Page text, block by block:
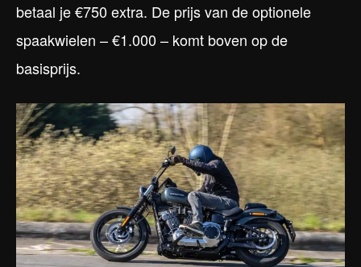
betaal je €750 extra. De prijs van de optionele
spaakwielen – €1.000 – komt boven op de
basisprijs.